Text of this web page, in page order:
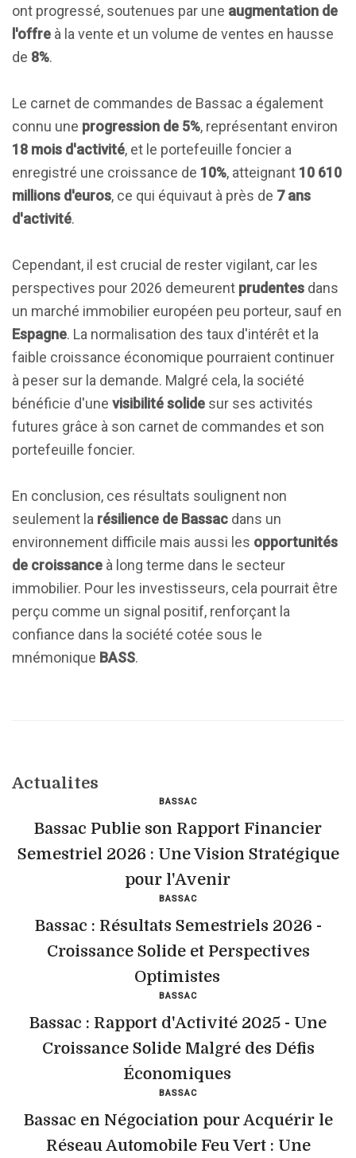
ont progressé, soutenues par une augmentation de
l'offre à la vente et un volume de ventes en hausse
de 8%.
Le carnet de commandes de Bassac a également
connu une progression de 5%, représentant environ
18 mois d'activité, et le portefeuille foncier a
enregistré une croissance de 10%, atteignant 10 610
millions d'euros, ce qui équivaut à près de 7 ans
d'activité.
Cependant, il est crucial de rester vigilant, car les
perspectives pour 2026 demeurent prudentes dans
un marché immobilier européen peu porteur, sauf en
Espagne. La normalisation des taux d'intérêt et la
faible croissance économique pourraient continuer
à peser sur la demande. Malgré cela, la société
bénéficie d'une visibilité solide sur ses activités
futures grâce à son carnet de commandes et son
portefeuille foncier.
En conclusion, ces résultats soulignent non
seulement la résilience de Bassac dans un
environnement difficile mais aussi les opportunités
de croissance à long terme dans le secteur
immobilier. Pour les investisseurs, cela pourrait être
perçu comme un signal positif, renforçant la
confiance dans la société cotée sous le
mnémonique BASS.
Actualites
BASSAC
Bassac Publie son Rapport Financier
Semestriel 2026 : Une Vision Stratégique
pour l'Avenir
BASSAC
Bassac : Résultats Semestriels 2026 -
Croissance Solide et Perspectives
Optimistes
BASSAC
Bassac : Rapport d'Activité 2025 - Une
Croissance Solide Malgré des Défis
Économiques
BASSAC
Bassac en Négociation pour Acquérir le
Réseau Automobile Feu Vert : Une